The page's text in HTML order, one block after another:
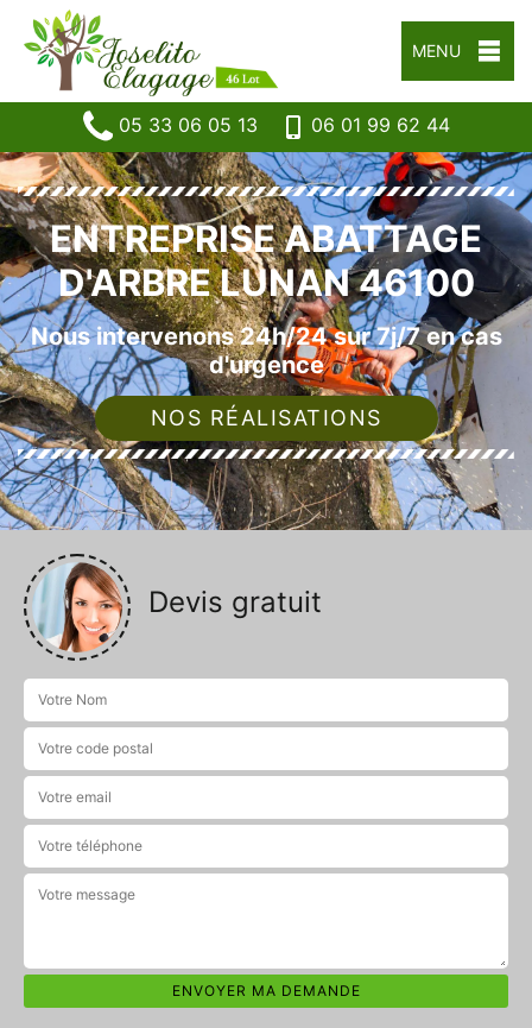
MENU
05 33 06 05 13 06 01 99 62 44
ENTREPRISE ABATTAGE
D'ARBRE LUNAN 46100
Nous intervenons 24h/24 sur 7j/7 en cas
d'urgence
NOS RÉALISATIONS
Devis gratuit